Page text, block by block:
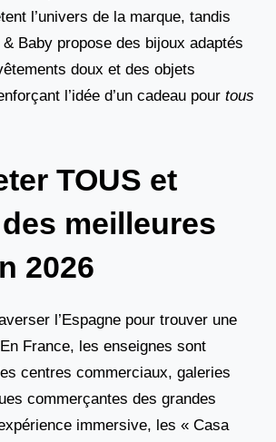
l’univers de la marque, tandis
Baby propose des bijoux adaptés
doux et des objets
l’idée d’un cadeau pour tous
TOUS et
meilleures
2026
l’Espagne pour trouver une
France, les enseignes sont
centres commerciaux, galeries
commerçantes des grandes
immersive, les « Casa